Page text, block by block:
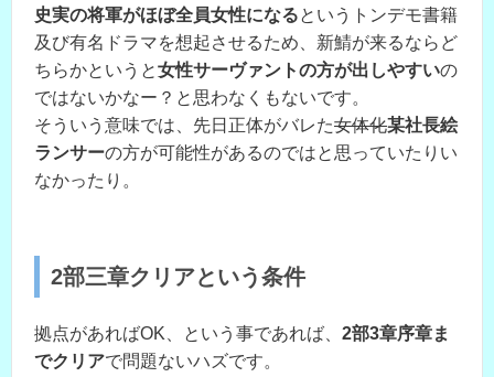
史実の将軍がほぼ全員女性になるというトンデモ書籍
及び有名ドラマを想起させるため、新鯖が来るならど
ちらかというと女性サーヴァントの方が出しやすいの
ではないかなー？と思わなくもないです。
そういう意味では、先日正体がバレた女体化某社長絵
ランサーの方が可能性があるのではと思っていたりい
なかったり。
2部三章クリアという条件
拠点があればOK、という事であれば、 2部3章序章ま
でクリアで問題ないハズです。